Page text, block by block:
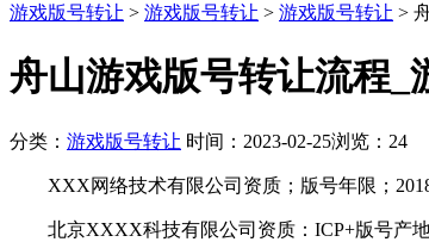
游戏版号转让 > 游戏版号转让 > 游戏版号转让 >
舟山游戏版号转让流程_
分类： 游戏版号转让 时间：2023-02-25浏览：24
XXX网络技术有限公司资质；版号年限；2018
北京XXXX科技有限公司资质：ICP+版号产地